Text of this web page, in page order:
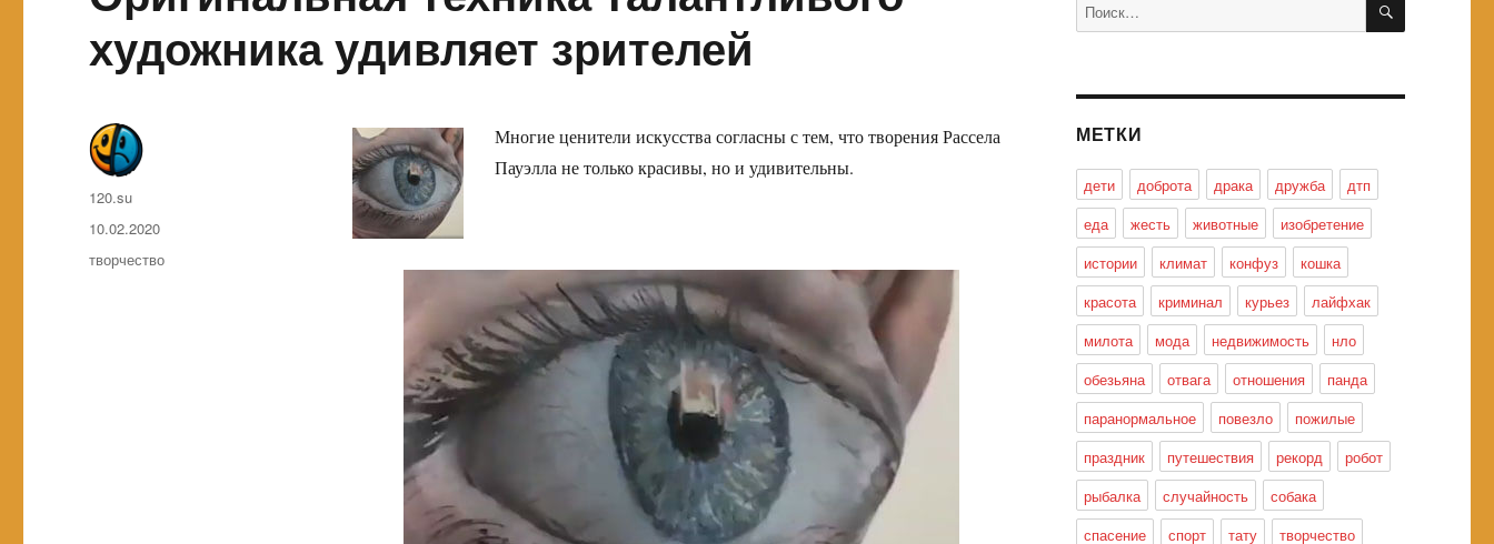
художника удивляет зрителей
Многие ценители искусства согласны с тем, что творения Рассела
Пауэлла не только красивы, но и удивительны.
Автор
120.su
Опубликовано
10.02.2020
Метки
творчество
МЕТКИ
дети доброта драка дружба
дтп
еда
жесть животные
изобретение
истории
климат конфуз
кошка
красота
криминал курьез
лайфхак
милота
мода недвижимость
нло
обезьяна
отвага отношения
панда
паранормальное
повезло
пожилые
праздник
путешествия рекорд
робот
рыбалка
случайность
собака
спасение
спорт тату
творчество